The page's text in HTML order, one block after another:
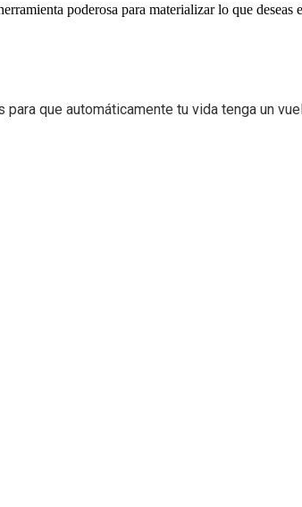
poderosa para materializar lo que deseas
que automáticamente tu vida tenga un